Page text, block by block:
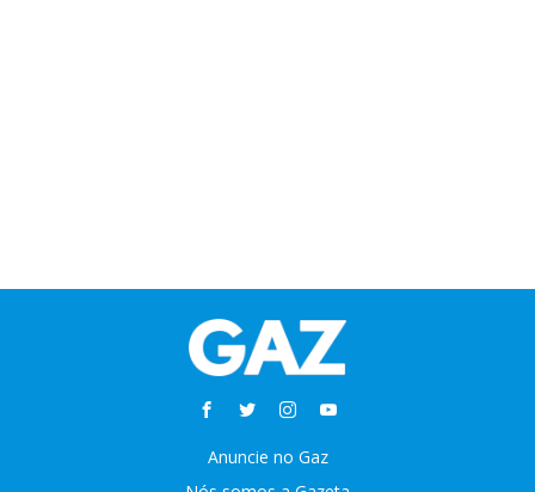
Anuncie no Gaz